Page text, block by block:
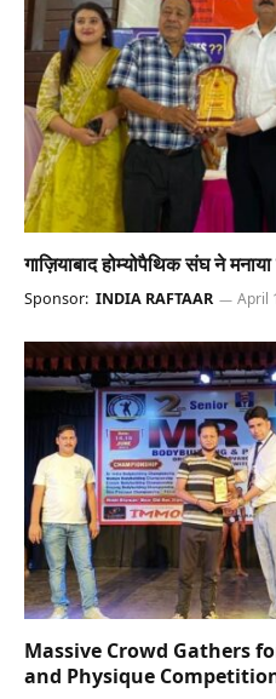
गाज़ियाबाद होम्योपैथिक संघ ने
Sponsor: INDIA RAFTAAR April
Massive Crowd Gathers
and Physique